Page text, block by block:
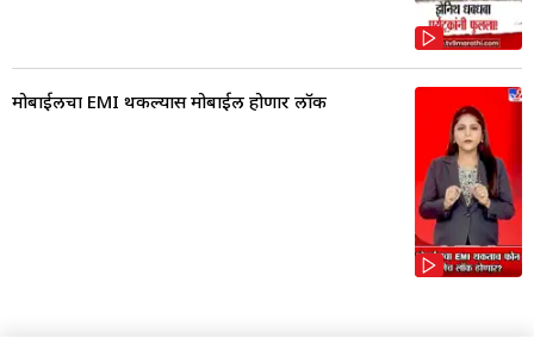
मोबाईलचा EMI थकल्यास मोबाईल होणार लॉक